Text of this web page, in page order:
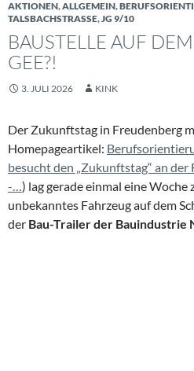
AKTIONEN,ALLGEMEIN,
TALSBACHSTRASSE ,JG 9/10
BAUSTELLE AUF
GEE?!
3. JULI 2026 KINK
Der Zukunftstag in Freudenberg
Homepageartikel:
besucht den „Zukunftstag“ an
-…) lag gerade einmal eine
unbekanntes Fahrzeug auf dem
der Bau-Trailer der Bauindustrie